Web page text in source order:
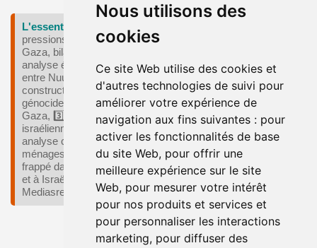
Nous utilisons des
cookies
Ce site Web utilise des cookies et
d'autres technologies de suivi pour
améliorer votre expérience de
navigation aux fins suivantes : pour
activer les fonctionnalités de base
du site Web, pour offrir une
meilleure expérience sur le site
Web, pour mesurer votre intérêt
pour nos produits et services et
pour personnaliser les interactions
marketing, pour diffuser des
L'essentiel du 19 mai 2026
pressions américaines au Groenland, alertes de l’ONU sur
Gaza, bilan des frappes au Liban, frappes iraniennes,
analyse énergie‑UE. 1️⃣ Groenland: première rencontre
entre Nuuk et l’émissaire de Donald Trump jugée
constructive, 2️⃣ Israël: l’ONU alerte sur risques de
génocide et évoque des signes de nettoyage ethnique à
Gaza, 3️⃣ Liban: plus de 3 000 victimes après les frappes
israéliennes depuis le 2 mars, selon Beyrouth, 4️⃣ UE: une
analyse chiffre les gains de l’électrification pour protéger les
ménages des chocs fossiles, 5️⃣ Iran: Téhéran affirme avoir
frappé dans l’ouest du pays des groupes liés aux États‑Unis
et à Israël et 📌 le zoom média hebdomadaire de
Mediasrequest.com consacré à Premium Times.
Retour en haut ⬆️